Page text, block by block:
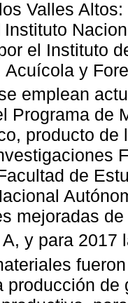
Valles
Instituto
el Instituto
Acuícola y
emplean
Programa de
producto
de
mejoradas
y para
producción